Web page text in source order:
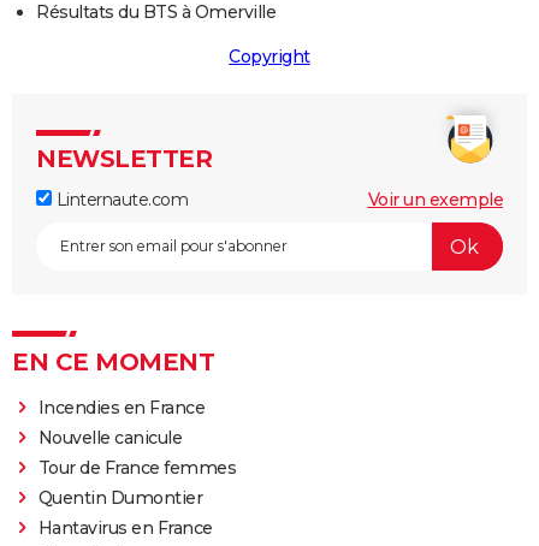
Résultats du BTS à Omerville
Copyright
NEWSLETTER
Linternaute.com Voir un exemple
EN CE MOMENT
Incendies en France
Nouvelle canicule
Tour de France femmes
Quentin Dumontier
Hantavirus en France